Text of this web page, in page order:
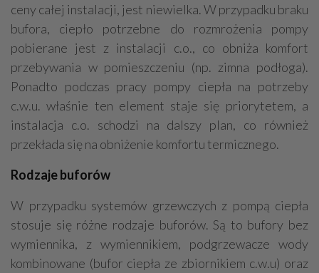
ceny całej instalacji, jest niewielka. W przypadku braku
bufora, ciepło potrzebne do rozmrożenia pompy
pobierane jest z instalacji c.o., co obniża komfort
przebywania w pomieszczeniu (np. zimna podłoga).
Ponadto podczas pracy pompy ciepła na potrzeby
c.w.u. właśnie ten element staje się priorytetem, a
instalacja c.o. schodzi na dalszy plan, co również
przekłada się na obniżenie komfortu termicznego.
Rodzaje buforów
W przypadku systemów grzewczych z pompą ciepła
stosuje się różne rodzaje buforów. Są to bufory bez
wymiennika, z wymiennikiem, podgrzewacze wody
kombinowane (bufor ciepła ze zbiornikiem c.w.u) oraz